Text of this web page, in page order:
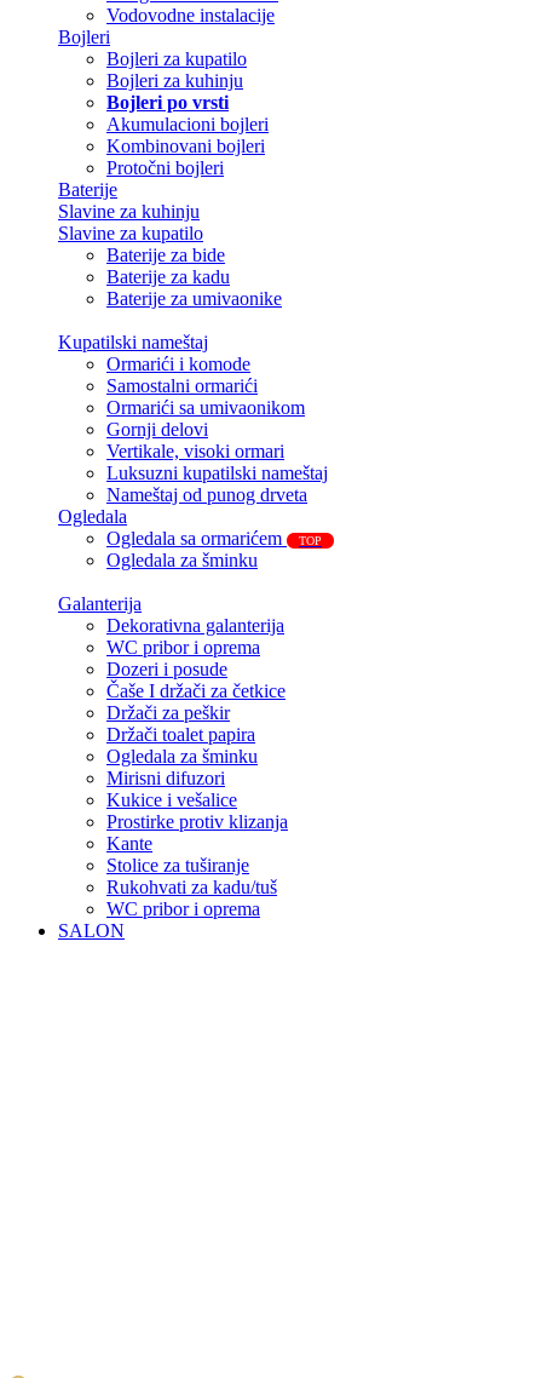
Vodovodne instalacije
Bojleri
Bojleri za kupatilo
Bojleri za kuhinju
Bojleri po vrsti
Akumulacioni bojleri
Kombinovani bojleri
Protočni bojleri
Baterije
Slavine za kuhinju
Slavine za kupatilo
Baterije za bide
Baterije za kadu
Baterije za umivaonike
Kupatilski nameštaj
Ormarići i komode
Samostalni ormarići
Ormarići sa umivaonikom
Gornji delovi
Vertikale, visoki ormari
Luksuzni kupatilski nameštaj
Nameštaj od punog drveta
Ogledala
Ogledala sa ormarićem
TOP
Ogledala za šminku
Galanterija
Dekorativna galanterija
WC pribor i oprema
Dozeri i posude
Čaše I držači za četkice
Držači za peškir
Držači toalet papira
Ogledala za šminku
Mirisni difuzori
Kukice i vešalice
Prostirke protiv klizanja
Kante
Stolice za tuširanje
Rukohvati za kadu/tuš
WC pribor i oprema
SALON